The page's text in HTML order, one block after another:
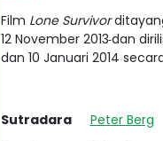
Film Lone Survivor
12 November 2013dan
dan 10 Januari 2014
Sutradara
Peter Berg